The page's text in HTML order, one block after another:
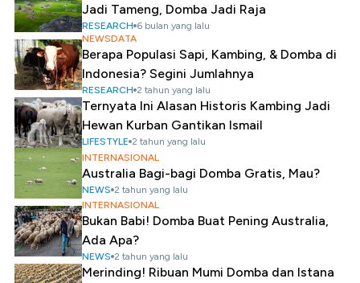
Jadi Tameng, Domba Jadi Raja
RESEARCH 6 bulan yang lalu
NEWSDATA
Berapa Populasi Sapi, Kambing, & Domba di
Indonesia? Segini Jumlahnya
RESEARCH 2 tahun yang lalu
Ternyata Ini Alasan Historis Kambing Jadi
Hewan Kurban Gantikan Ismail
LIFESTYLE 2 tahun yang lalu
INTERNASIONAL
Australia Bagi-bagi Domba Gratis, Mau?
NEWS 2 tahun yang lalu
INTERNASIONAL
Bukan Babi! Domba Buat Pening Australia,
Ada Apa?
NEWS 2 tahun yang lalu
Merinding! Ribuan Mumi Domba dan Istana